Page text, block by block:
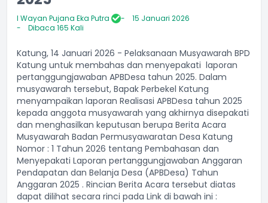
I Wayan Pujana Eka Putra
15 Januari 2026
Dibaca 165 Kali
Katung, 14 Januari 2026 - Pelaksanaan Musyawarah BPD
Katung untuk membahas dan menyepakati laporan
pertanggungjawaban APBDesa tahun 2025. Dalam
musyawarah tersebut, Bapak Perbekel Katung
menyampaikan laporan Realisasi APBDesa tahun 2025
kepada anggota musyawarah yang akhirnya disepakati
dan menghasilkan keputusan berupa Berita Acara
Musyawarah Badan Permusyawaratan Desa Katung
Nomor : 1 Tahun 2026 tentang Pembahasan dan
Menyepakati Laporan pertanggungjawaban Anggaran
Pendapatan dan Belanja Desa (APBDesa) Tahun
Anggaran 2025 . Rincian Berita Acara tersebut diatas
dapat dilihat secara rinci pada Link di bawah ini :